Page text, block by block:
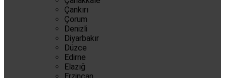
Çankırı
Çorum
Denizli
Diyarbakır
Düzce
Edirne
Elazığ